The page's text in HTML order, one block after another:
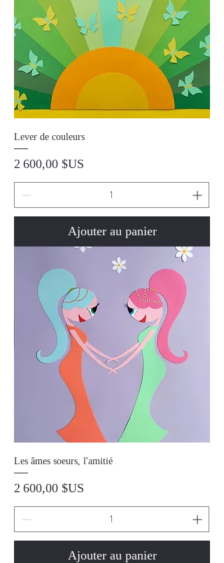
Lever de couleurs
Prix
2 600,00 $US
Ajouter au panier
Les âmes soeurs, l'amitié
Prix
2 600,00 $US
Ajouter au panier